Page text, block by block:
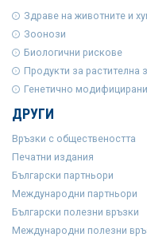
Здраве на животните и
Зоонози
Биологични рискове
Продукти за растителна
Генетично
ДРУГИ
Връзки с обществеността
Печатни издания
Български партньори
Международни партньори
Български полезни връзки
Международни полезни